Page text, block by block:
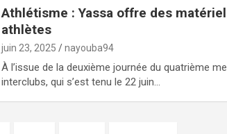
Athlétisme : Yassa offre des
athlètes
juin 23, 2025 nayouba94
À l’issue de la deuxième journée du quatrième
interclubs, qui s’est tenu le 22 juin…